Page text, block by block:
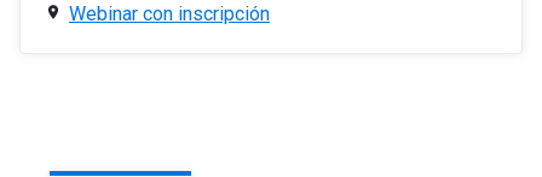
Webinar con inscripción